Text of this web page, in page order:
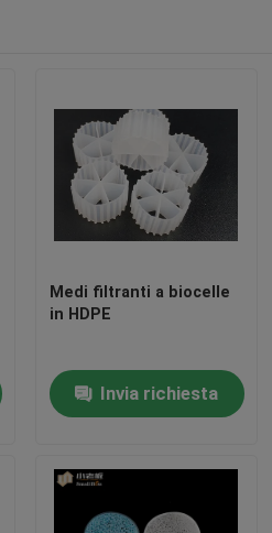
Medi filtranti a biocelle
in HDPE
Invia richiesta